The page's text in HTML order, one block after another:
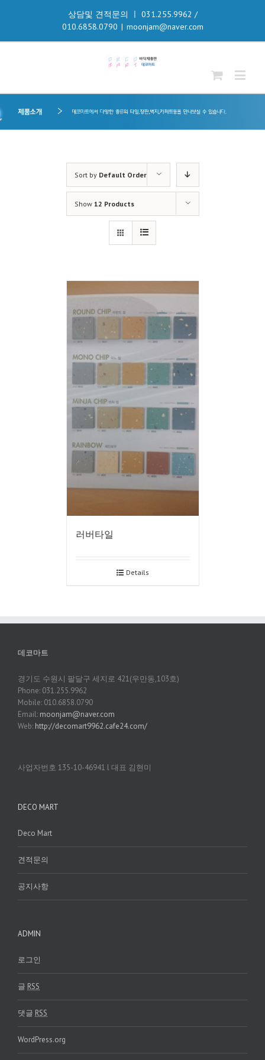
상담및 견적문의 ㅣ 031.255.9962 /
010.6858.0790 | moonjam@naver.com
Sort by Default Order
Show 12 Products
러버타일
Details
데코마트
경기도 수원시 팔달구 세지로 421(우만동,103호)
Phone: 031.255.9962
Mobile: 010.6858.0790
Email: moonjam@naver.com
Web: http://decomart9962.cafe24.com/
사업자번호 135-10-46941 l 대표 김현미
DECO MART
Deco Mart
견적문의
공지사항
ADMIN
로그인
글 RSS
댓글 RSS
WordPress.org